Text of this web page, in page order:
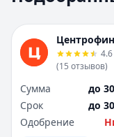
4.6
(15 отзывов)
Сумма
до
Срок
до
Одобрение